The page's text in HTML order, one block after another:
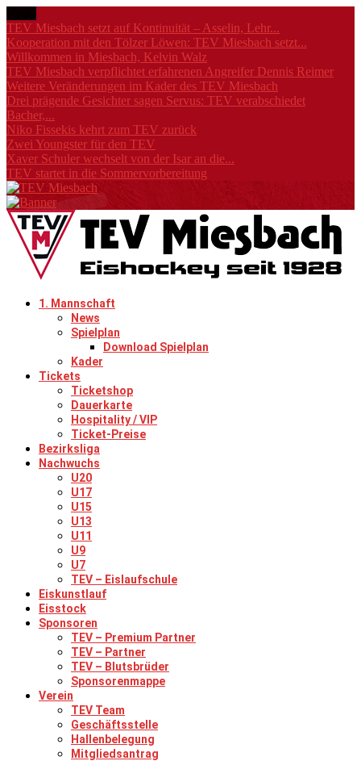
TEV Miesbach setzt auf Kontinuität – Asselin, Lehr...
Kooperation mit den Tölzer Löwen: TEV Miesbach setzt...
Willkommen in Miesbach, Kelvin Walz
TEV Miesbach verpflichtet erfahrenen Angreifer Dennis Reimer
Weitere Veränderungen im Kader des TEV Miesbach
Drei prägende Gesichter sagen Servus: TEV verabschiedet
Bacher,...
Niko Fissekis kehrt zum TEV zurück
Zwei Youngster für den TEV
Xaver Schuler wechselt von der Isar an die...
TEV startet in die Sommervorbereitung
1. Mannschaft
News
Spielplan
Download Spielplan
Kader
Tickets
Ticketshop
Dauerkarte
Hospitality / VIP
Ticket-Preise
Bezirksliga
Nachwuchs
U20
U17
U15
U13
U11
U9
U7
TEV – Eislaufschule
Eiskunstlauf
Eisstock
Sponsoren
TEV – Premium Partner
TEV – Partner
TEV – Blutsbrüder
Sponsorenmappe
Verein
TEV Team
Geschäftsstelle
Hallenbelegung
Mitgliedsantrag